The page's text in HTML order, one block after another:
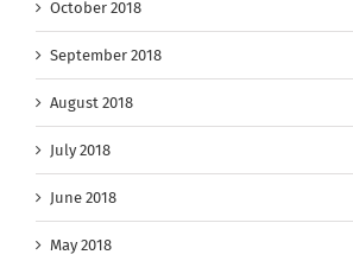
October 2018
September 2018
August 2018
July 2018
June 2018
May 2018